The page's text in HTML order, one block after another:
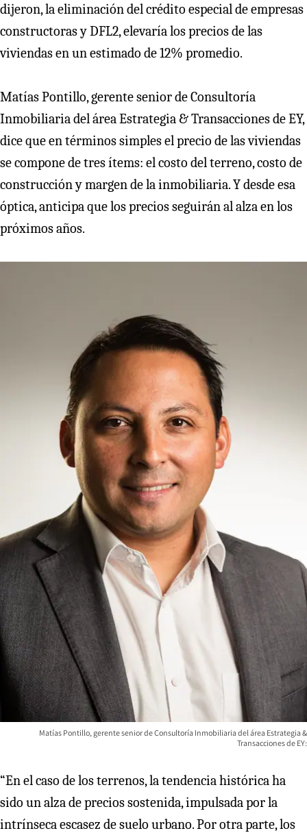
dijeron, la eliminación del crédito especial de empresas
constructoras y DFL2, elevaría los precios de las
viviendas en un estimado de 12% promedio.
Matías Pontillo, gerente senior de Consultoría
Inmobiliaria del área Estrategia & Transacciones de EY,
dice que en términos simples el precio de las viviendas
se compone de tres ítems: el costo del terreno, costo de
construcción y margen de la inmobiliaria. Y desde esa
óptica, anticipa que los precios seguirán al alza en los
próximos años.
Matías Pontillo, gerente senior de Consultoría Inmobiliaria del área Estrategia &
Transacciones de EY:
“En el caso de los terrenos, la tendencia histórica ha
sido un alza de precios sostenida, impulsada por la
intrínseca escasez de suelo urbano. Por otra parte, los